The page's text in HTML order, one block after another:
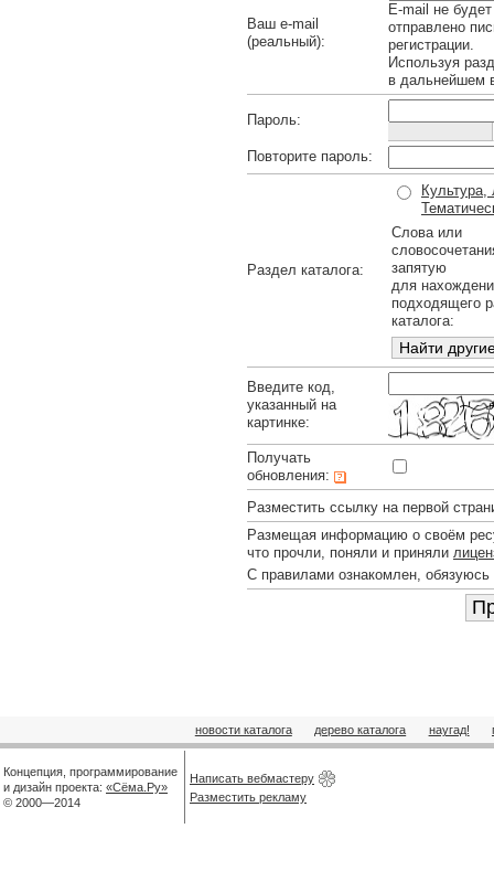
Ваш e-mail
(реальный):
E-mail не
отправлено
регистрации.
Используя
в дальнейшем
Пароль:
Повторите пароль:
Раздел каталога:
Культура,
Слова или
запятую
для
подходящего
каталога:
Введите код,
указанный на
картинке:
Получать
обновления:
Разместить ссылку на первой
Размещая информацию о своём
что прочли, поняли и приняли
С правилами ознакомлен,
новости каталога дерево каталога наугад!
Концепция, программирование
и дизайн проекта: «Сёма.Ру»
© 2000—2014
Написать вебмастеру
Разместить рекламу